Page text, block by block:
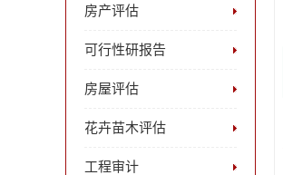
房产评估
可行性研报告
房屋评估
花卉苗木评估
工程审计